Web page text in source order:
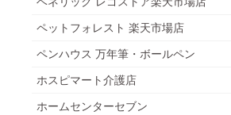
ペットフォレスト 楽天市場店
ペンハウス 万年筆・ボールペン
ホスピマート介護店
ホームセンターセブン